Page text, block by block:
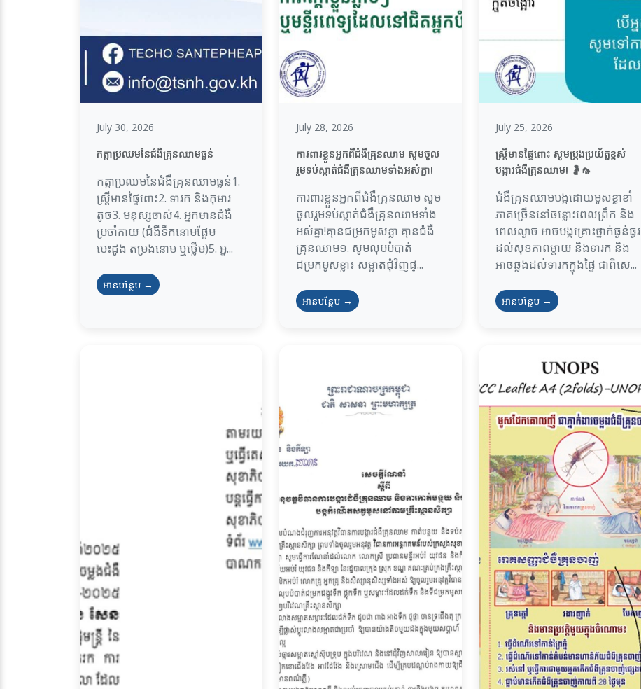
July 30, 2026
កត្តាប្រឈមនៃជំងឺគ្រុនឈាមធ្ងន់
កត្តាប្រឈមនៃជំងឺគ្រុនឈាមធ្ងន់1.
ស្ត្រីមានផ្ទៃពោះ2. ទារក និងកុមារ
តូច3. មនុស្សចាស់4. អ្នកមានជំងឺ
ប្រចាំកាយ (ជំងឺទឹកនោមផ្អែម
បេះដូង តម្រងនោម ឬថ្លើម)5. អ្ន...
អានបន្ថែម →
July 28, 2026
ការពារខ្លួនអ្នកពីជំងឺគ្រុនឈាម សូមចូល
រួមទប់ស្កាត់ជំងឺគ្រុនឈាមទាំងអស់គ្នា!
ការពារខ្លួនអ្នកពីជំងឺគ្រុនឈាម សូម
ចូលរួមទប់ស្កាត់ជំងឺគ្រុនឈាមទាំង
អស់គ្នា!គ្មានជម្រកមូសខ្លា គ្មានជំងឺ
គ្រុនឈាម១. សូមលុបបំបាត់
ជម្រកមូសខ្លា៖ សម្អាតជុំវិញផ្...
អានបន្ថែម →
July 25, 2026
ស្រ្តីមានផ្ទៃពោះ សូមប្រុងប្រយ័ត្នខ្ពស់
បង្ការជំងឺគ្រុនឈាម! 🤰🦟
ជំងឺគ្រុនឈាមបង្កដោយមូសខ្លាខាំ
ភាគច្រើននៅចន្លោះពេលព្រឹក និង
ពេលល្ងាច អាចបង្កគ្រោះថ្នាក់ធ្ងន់ធ្ងរ
ដល់សុខភាពម្តាយ និងទារក និង
អាចឆ្លងដល់ទារកក្នុងផ្ទៃ ជាពិសេ...
អានបន្ថែម →